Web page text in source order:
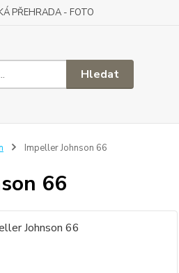
PŘEHRADA - FOTO
Hledat
Impeller Johnson 66
66